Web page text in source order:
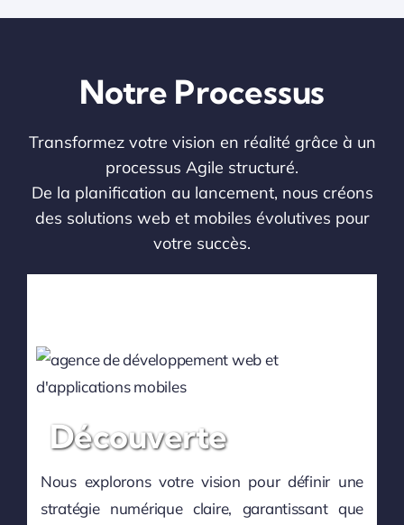
Notre Processus
Transformez votre vision en réalité grâce à un
processus Agile structuré.
De la planification au lancement, nous créons
des solutions web et mobiles évolutives pour
votre succès.
Découverte
Nous explorons votre vision pour définir une
stratégie numérique claire, garantissant que